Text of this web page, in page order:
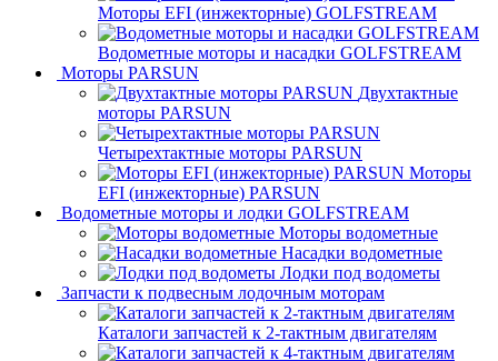
Моторы EFI (инжекторные) GOLFSTREAM
Водометные моторы и насадки GOLFSTREAM
Моторы PARSUN
Двухтактные
моторы PARSUN
Четырехтактные моторы PARSUN
Моторы
EFI (инжекторные) PARSUN
Водометные моторы и лодки GOLFSTREAM
Моторы водометные
Насадки водометные
Лодки под водометы
Запчасти к подвесным лодочным моторам
Каталоги запчастей к 2-тактным двигателям